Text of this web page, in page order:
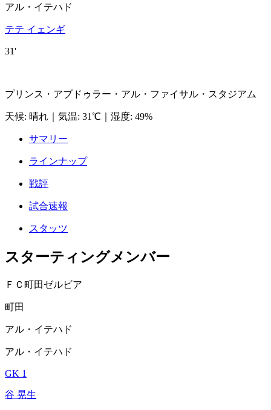
アル・イテハド
テテ イェンギ
31'
プリンス・アブドゥラー・アル・ファイサル・スタジアム
天候: 晴れ 気温: 31℃ 湿度: 49%
サマリー
ラインナップ
戦評
試合速報
スタッツ
スターティングメンバー
ＦＣ町田ゼルビア
町田
アル・イテハド
アル・イテハド
GK 1
谷 晃生